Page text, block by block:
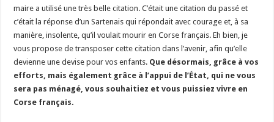
maire a utilisé une très belle citation. C’était une citation du passé et
c’était la réponse d’un Sartenais qui répondait avec courage et, à sa
manière, insolente, qu’il voulait mourir en Corse français. Eh bien, je
vous propose de transposer cette citation dans l’avenir, afin qu’elle
devienne une devise pour vos enfants. Que désormais, grâce à vos
efforts, mais également grâce à l’appui de l’État, qui ne vous
sera pas ménagé, vous souhaitiez et vous puissiez vivre en
Corse français.